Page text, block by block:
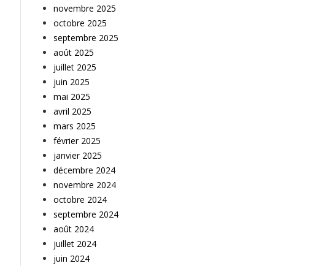
novembre 2025
octobre 2025
septembre 2025
août 2025
juillet 2025
juin 2025
mai 2025
avril 2025
mars 2025
février 2025
janvier 2025
décembre 2024
novembre 2024
octobre 2024
septembre 2024
août 2024
juillet 2024
juin 2024